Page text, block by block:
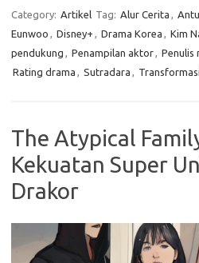
Category: Artikel Tag: Alur Cerita ,
Eunwoo , Disney+ , Drama Korea , Kim
pendukung , Penampilan aktor, Penulis
Rating drama , Sutradara ,
The Atypical
Kekuatan Super
Drakor